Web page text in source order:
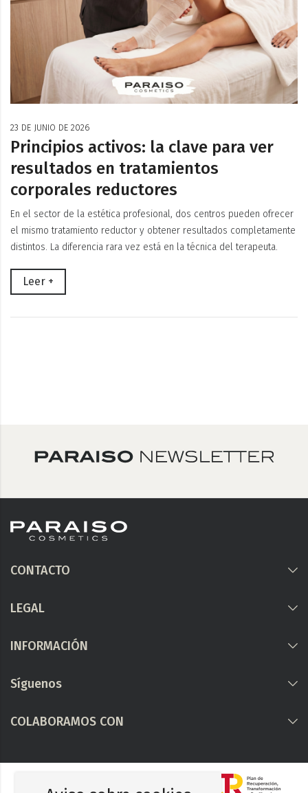
23 DE JUNIO DE 2026
Principios activos: la clave para ver
resultados en tratamientos
corporales reductores
En el sector de la estética profesional, dos centros pueden ofrecer
el mismo tratamiento reductor y obtener resultados completamente
distintos. La diferencia rara vez está en la técnica del terapeuta.
Leer +
CONTACTO
LEGAL
INFORMACIÓN
Síguenos
COLABORAMOS CON